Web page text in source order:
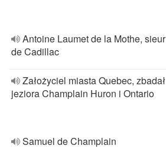
Antoine Laumet de la Mothe, sieur
de Cadillac
Założyciel miasta Quebec, zbadał
jeziora Champlain Huron i Ontario
Samuel de Champlain